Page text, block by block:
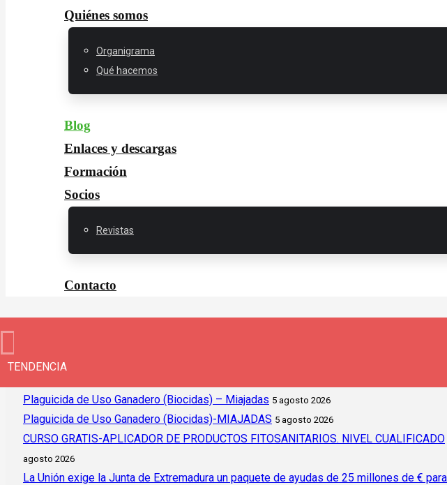
Quiénes somos
Organigrama
Qué hacemos
Blog
Enlaces y descargas
Formación
Socios
Revistas
Contacto
TENDENCIA
Plaguicida de Uso Ganadero (Biocidas) – Miajadas 5 agosto 2026
Plaguicida de Uso Ganadero (Biocidas)-MIAJADAS 5 agosto 2026
CURSO GRATIS-APLICADOR DE PRODUCTOS FITOSANITARIOS. NIVEL CUALIFICADO
agosto 2026
La Unión exige la Junta de Extremadura un paquete de ayudas de 25 millones de € para